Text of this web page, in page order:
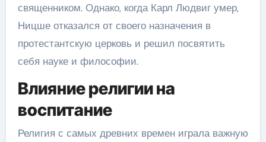
священником. Однако, когда Карл Людвиг умер,
Ницше отказался от своего назначения в
протестантскую церковь и решил посвятить
себя науке и философии.
Влияние религии на
воспитание
Религия с самых древних времен играла важную